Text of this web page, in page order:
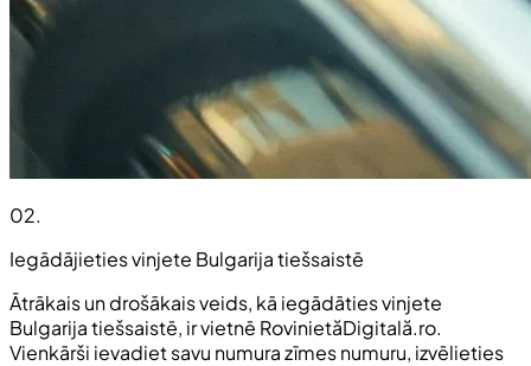
02.
Iegādājieties vinjete Bulgarija tiešsaistē
Ātrākais un drošākais veids, kā iegādāties vinjete
Bulgarija tiešsaistē, ir vietnē RovinietăDigitală.ro.
Vienkārši ievadiet savu numura zīmes numuru, izvēlieties